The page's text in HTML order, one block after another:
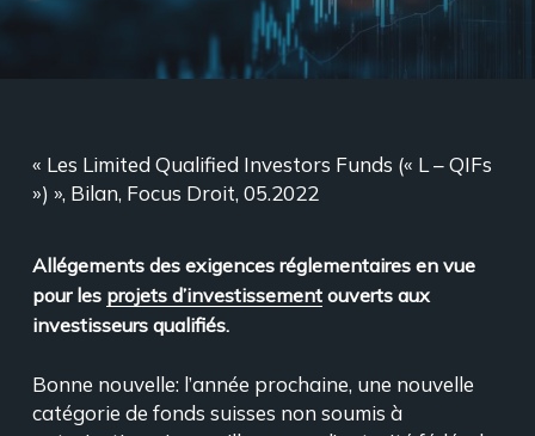
« Les Limited Qualified Investors Funds (« L – QIFs
») », Bilan, Focus Droit, 05.2022
Allégements des exigences réglementaires en vue
pour les projets d’investissementouverts aux
investisseurs qualifiés.
Bonne nouvelle: l’année prochaine, une nouvelle
catégorie de fonds suisses non soumis à